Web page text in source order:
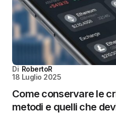
Di RobertoR
18 Luglio 2025
Come conservare le
metodi e quelli che